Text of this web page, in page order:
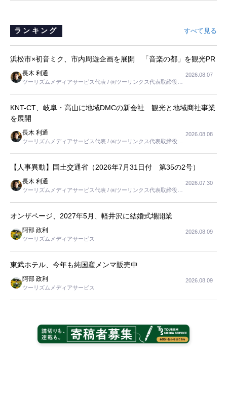
ランキング すべて見る
浜松市×初音ミク、市内周遊企画を展開 「音楽の都」を観光PR
長木 利通
ツーリズムメディアサービス代表 / ㈱ツーリンクス代表取締役社
2026.08.07
KNT-CT、岐阜・高山に地域DMCの新会社 観光と地域商社事業
を展開
長木 利通
ツーリズムメディアサービス代表 / ㈱ツーリンクス代表取締役社
2026.08.08
【人事異動】国土交通省（2026年7月31日付 第35の2号）
長木 利通
ツーリズムメディアサービス代表 / ㈱ツーリンクス代表取締役社
2026.07.30
オンザページ、2027年5月、軽井沢に結婚式場開業
阿部 政利
ツーリズムメディアサービス
2026.08.09
東武ホテル、今年も純国産メンマ販売中
阿部 政利
ツーリズムメディアサービス
2026.08.09